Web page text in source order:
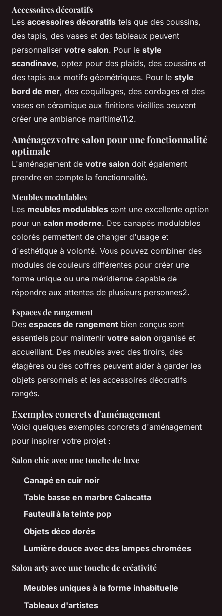
Accessoires décoratifs
Les accessoires décoratifs tels que des coussins,
des tapis, des vases et des tableaux peuvent
personnaliser votre salon. Pour le style
scandinave, optez pour des plaids, des coussins et
des tapis aux motifs géométriques. Pour le style
bord de mer, des coquillages, des cordages et des
vases en céramique aux finitions vieillies peuvent
créer une ambiance maritime\1\2.
Aménagez votre salon pour une fonctionnalité
optimale
L'aménagement de votre salon doit également
prendre en compte la fonctionnalité.
Meubles modulables
Les meubles modulables sont une excellente option
pour un salon moderne. Des canapés modulables
colorés permettent de changer d'usage et
d'esthétique à volonté. Vous pouvez combiner des
modules de couleurs différentes pour créer une
forme unique ou une méridienne capable de
répondre aux attentes de plusieurs personnes2.
Espaces de rangement
Des espaces de rangement bien conçus sont
essentiels pour maintenir votre salon organisé et
accueillant. Des meubles avec des tiroirs, des
étagères ou des coffres peuvent aider à garder les
objets personnels et les accessoires décoratifs
rangés.
Exemples concrets d'aménagement
Voici quelques exemples concrets d'aménagement
pour inspirer votre projet :
Salon chic avec une touche de luxe
Canapé en cuir noir
Table basse en marbre Calacatta
Fauteuil à la teinte pop
Objets déco dorés
Lumière douce avec des lampes chromées
Salon arty avec une touche de créativité
Meubles uniques à la forme inhabituelle
Tableaux d'artistes